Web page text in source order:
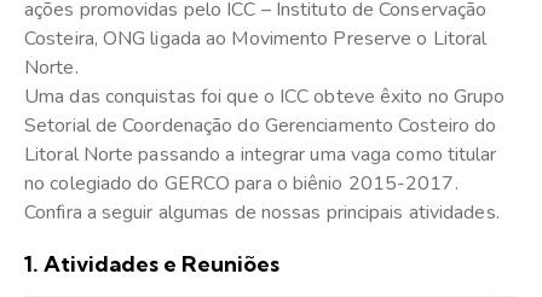
ações promovidas pelo ICC – Instituto de Conservação
Costeira, ONG ligada ao Movimento Preserve o Litoral
Norte.
Uma das conquistas foi que o ICC obteve êxito no Grupo
Setorial de Coordenação do Gerenciamento Costeiro do
Litoral Norte passando a integrar uma vaga como titular
no colegiado do GERCO para o biênio 2015-2017.
Confira a seguir algumas de nossas principais atividades.
1. Atividades e Reuniões